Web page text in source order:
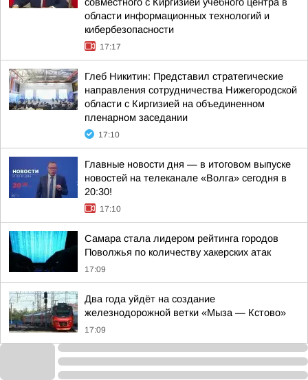
области информационных технологий и
кибербезопасности
17:17
Глеб Никитин: Представил стратегические
направления сотрудничества Нижегородской
области с Киргизией на объединенном
пленарном заседании
17:10
Главные новости дня — в итоговом выпуске
новостей на телеканале «Волга» сегодня в
20:30!
17:10
Самара стала лидером рейтинга городов
Поволжья по количеству хакерских атак
17:09
Два года уйдёт на создание
железнодорожной ветки «Мыза — Кстово»
17:09